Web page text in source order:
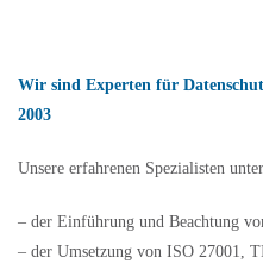
Wir sind Experten für
2003
Unsere erfahrenen Spezialisten
– der Einführung und Beachtung
– der Umsetzung von ISO 27001,